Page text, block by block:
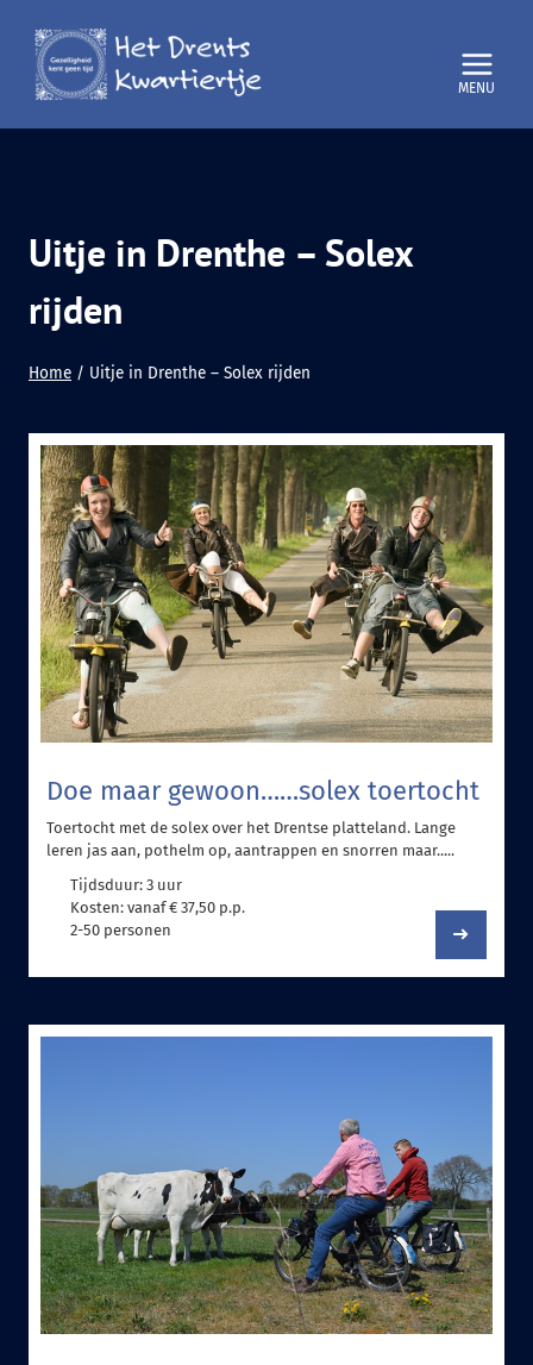
naar
inhoud
Uitje in Drenthe – Solex
rijden
Home / Uitje in Drenthe – Solex rijden
Doe maar gewoon……solex toertocht
Toertocht met de solex over het Drentse platteland. Lange
leren jas aan, pothelm op, aantrappen en snorren maar.....
Tijdsduur: 3 uur
Kosten: vanaf € 37,50 p.p.
2-50 personen